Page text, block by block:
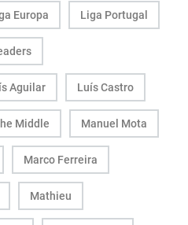
Europa Liga Portugal
Aguilar Luís Castro
Middle Manuel Mota
Marco Ferreira
Mathieu